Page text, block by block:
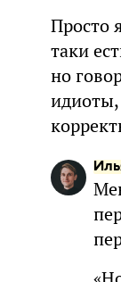
Просто
таки
но
идиоты,